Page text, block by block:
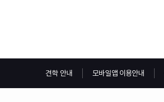
견학 안내 모바일앱 이용안내